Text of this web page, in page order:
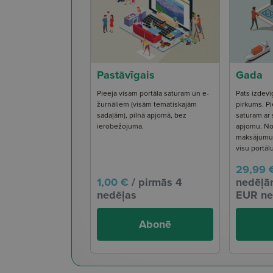
Pastāvīgais
Pieeja visam portāla saturam un e-
žurnāliem (visām tematiskajām
sadaļām), pilnā apjomā, bez
ierobežojuma.
1,00 € / pirmās 4
nedēļas
Abonē
Gada
Pats
pirkums.
saturam ar
apjomu.
visu
29,99
EUR